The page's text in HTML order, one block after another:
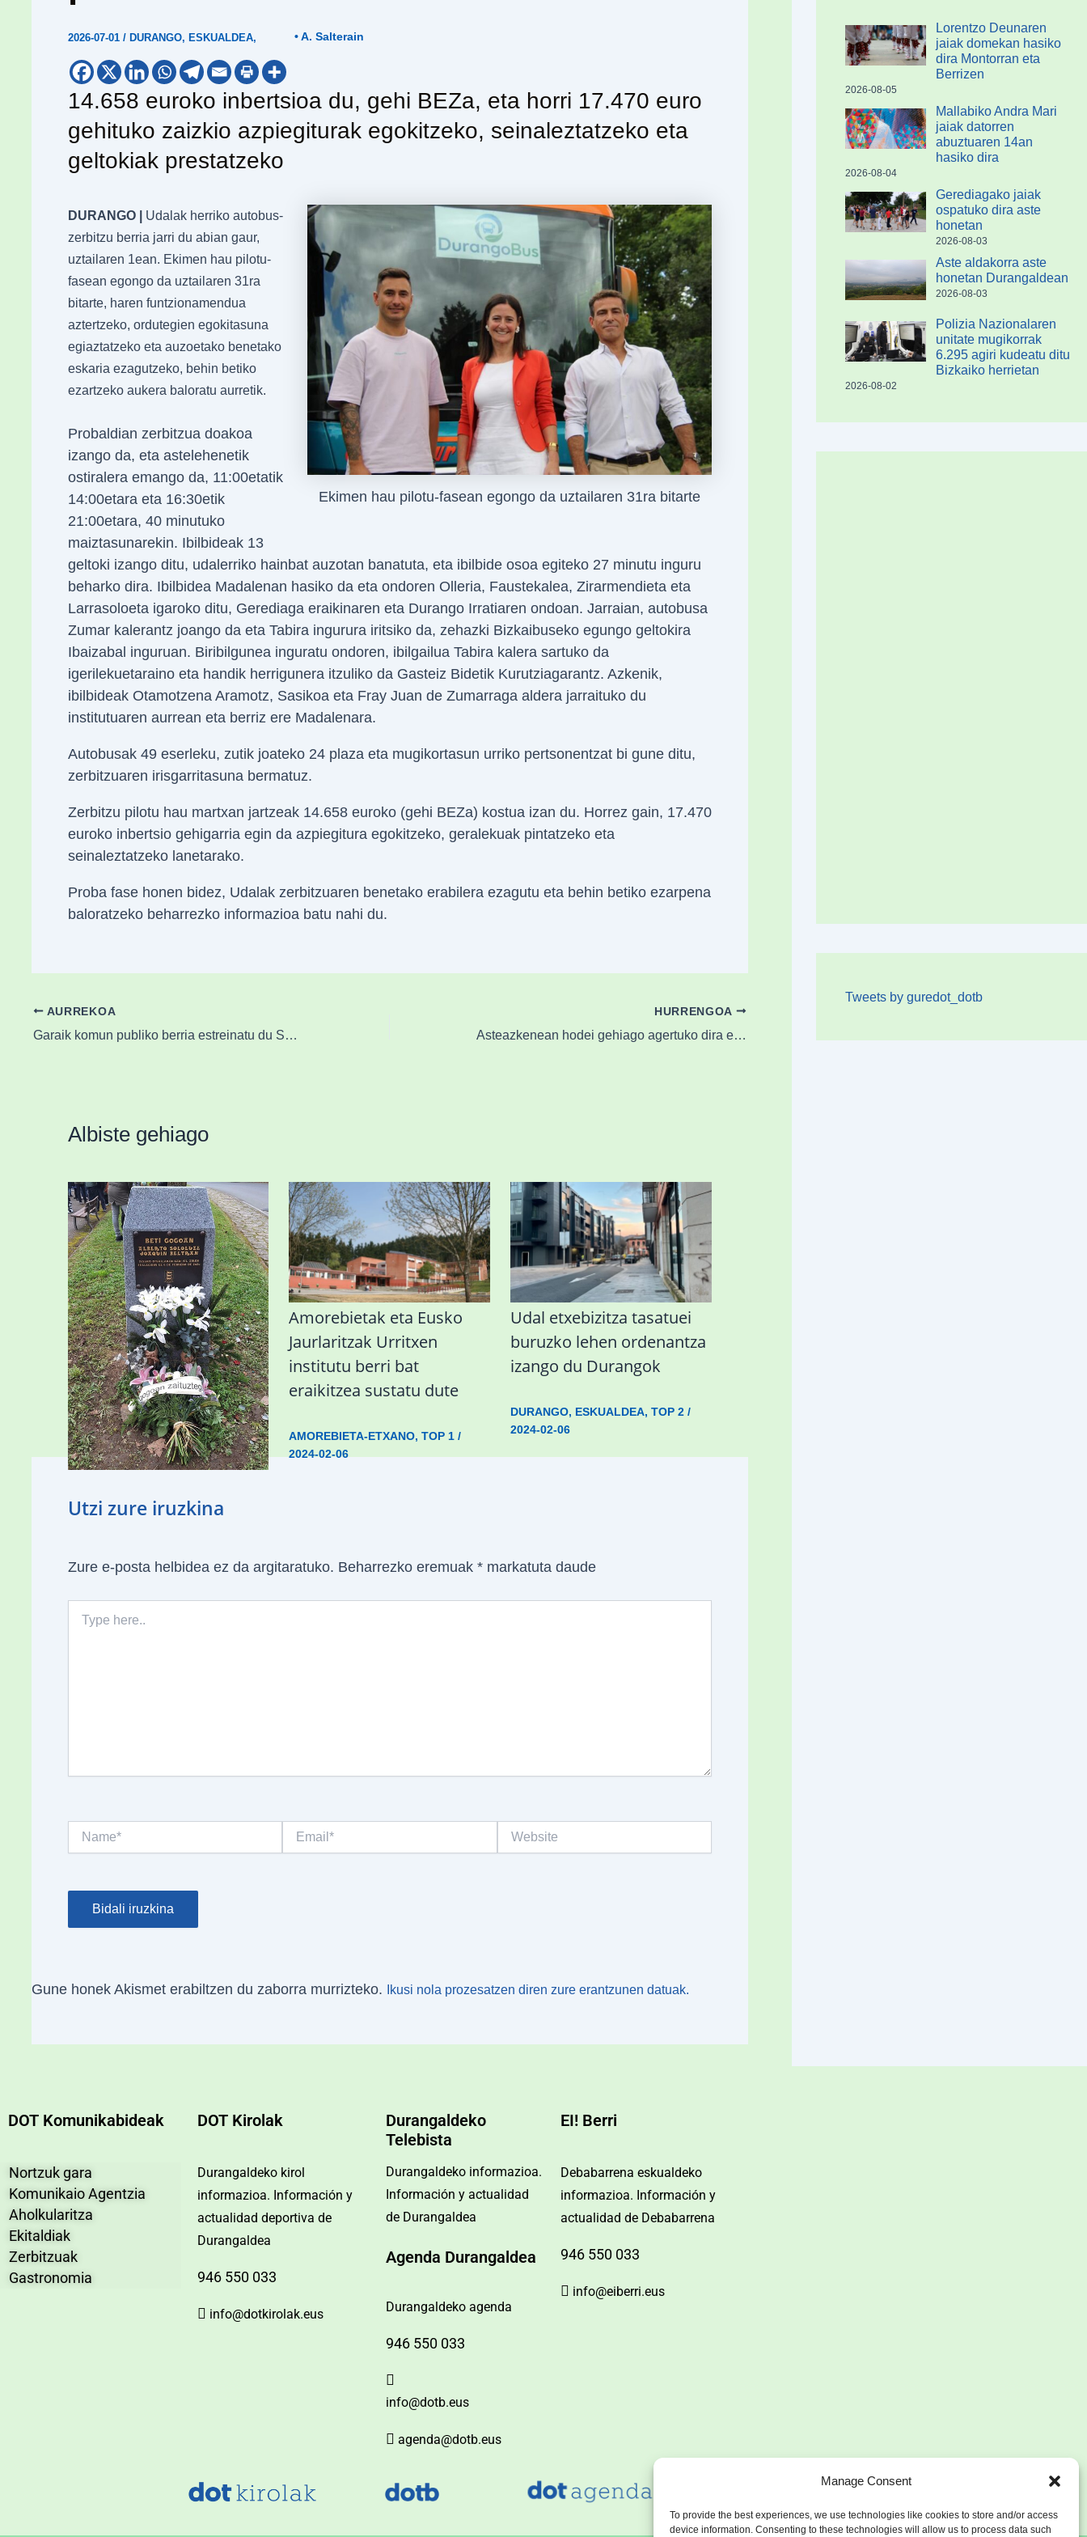
Manage Consent
To provide the best experiences, we use technologies like cookies to store and/or access
device information. Consenting to these technologies will allow us to process data such
2026-07-01 / DURANGO, ESKUALDEA, • A. Salterain
14.658 euroko inbertsioa du, gehi BEZa, eta horri 17.470 euro
gehituko zaizkio azpiegiturak egokitzeko, seinaleztatzeko eta
geltokiak prestatzeko
Ekimen hau pilotu-fasean egongo da uztailaren 31ra bitarte
DURANGO |
Udalak herriko autobus-
zerbitzu berria jarri du abian gaur,
uztailaren 1ean. Ekimen hau pilotu-
fasean egongo da uztailaren 31ra
bitarte, haren funtzionamendua
aztertzeko, ordutegien egokitasuna
egiaztatzeko eta auzoetako benetako
eskaria ezagutzeko, behin betiko
ezartzeko aukera baloratu aurretik.
Probaldian zerbitzua doakoa
izango da, eta astelehenetik
ostiralera emango da, 11:00etatik
14:00etara eta 16:30etik
21:00etara, 40 minutuko
maiztasunarekin. Ibilbideak 13
geltoki izango ditu, udalerriko hainbat auzotan banatuta, eta ibilbide osoa egiteko 27 minutu inguru
beharko dira. Ibilbidea Madalenan hasiko da eta ondoren Olleria, Faustekalea, Zirarmendieta eta
Larrasoloeta igaroko ditu, Gerediaga eraikinaren eta Durango Irratiaren ondoan. Jarraian, autobusa
Zumar kalerantz joango da eta Tabira ingurura iritsiko da, zehazki Bizkaibuseko egungo geltokira
Ibaizabal inguruan. Biribilgunea inguratu ondoren, ibilgailua Tabira kalera sartuko da
igerilekuetaraino eta handik herrigunera itzuliko da Gasteiz Bidetik Kurutziagarantz. Azkenik,
ibilbideak Otamotzena Aramotz, Sasikoa eta Fray Juan de Zumarraga aldera jarraituko du
institutuaren aurrean eta berriz ere Madalenara.
Autobusak 49 eserleku, zutik joateko 24 plaza eta mugikortasun urriko pertsonentzat bi gune ditu,
zerbitzuaren irisgarritasuna bermatuz.
Zerbitzu pilotu hau martxan jartzeak 14.658 euroko (gehi BEZa) kostua izan du. Horrez gain, 17.470
euroko inbertsio gehigarria egin da azpiegitura egokitzeko, geralekuak pintatzeko eta
seinaleztatzeko lanetarako.
Proba fase honen bidez, Udalak zerbitzuaren benetako erabilera ezagutu eta behin betiko ezarpena
baloratzeko beharrezko informazioa batu nahi du.
AURREKOA
Garaik komun publiko berria estreinatu du San Miguelen 73.000 euroko inbertsioarekin
HURRENGOA
Asteazkenean hodei gehiago agertuko dira eta euri apur bat egingo du
Albiste gehiago
«Azkenengo 40 urteetan
Zaldibar jo zuen
ingurumen-
hondamendirik larriena»
ESKUALDEA,ZALDIBAR/2024-02-
06
Amorebietak eta Eusko
Jaurlaritzak Urritxen
institutu berri bat
eraikitzea sustatu dute
AMOREBIETA-ETXANO,TOP 1 /
2024-02-06
Udal etxebizitza tasatuei
buruzko lehen ordenantza
izango du Durangok
DURANGO, ESKUALDEA,TOP 2 /
2024-02-06
Utzi zure iruzkina
Zure e-posta helbidea ez da argitaratuko. Beharrezko eremuak *markatuta daude
here..
Gune honek Akismet erabiltzen du zaborra murrizteko. Ikusi nola prozesatzen diren zure erantzunen datuak.
Lorentzo Deunaren
jaiak domekan hasiko
dira Montorran eta
Berrizen
2026-08-05
Mallabiko Andra Mari
jaiak datorren
abuztuaren 14an
hasiko dira
2026-08-04
Gerediagako jaiak
ospatuko dira aste
honetan
2026-08-03
Aste aldakorra aste
honetan Durangaldean
2026-08-03
Polizia Nazionalaren
unitate mugikorrak
6.295 agiri kudeatu ditu
Bizkaiko herrietan
2026-08-02
Tweets by guredot_dotb
DOT Komunikabideak
Nortzuk gara
Komunikaio Agentzia
Aholkularitza
Ekitaldiak
Zerbitzuak
Gastronomia
DOT Kirolak
Durangaldeko kirol
informazioa. Información y
actualidad deportiva de
Durangaldea
946 550 033
info@dotkirolak.eus
Durangaldeko
Telebista
Durangaldeko informazioa.
Información y actualidad
de Durangaldea
Agenda Durangaldea
Durangaldeko agenda
946 550 033
info@dotb.eus
agenda@dotb.eus
EI! Berri
Debabarrena eskualdeko
informazioa. Información y
actualidad de Debabarrena
946 550 033
info@eiberri.eus